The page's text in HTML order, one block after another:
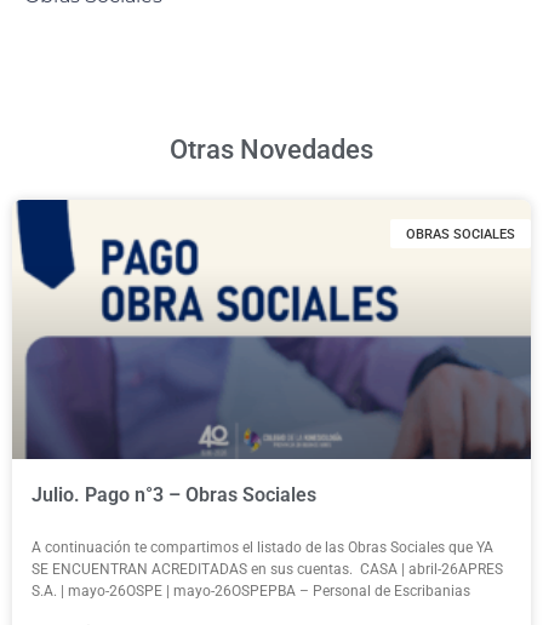
Otras Novedades
OBRAS SOCIALES
Julio. Pago n°3 – Obras Sociales
A continuación te compartimos el listado de las Obras Sociales que YA
SE ENCUENTRAN ACREDITADAS en sus cuentas. CASA | abril-26APRES
S.A. | mayo-26OSPE | mayo-26OSPEPBA – Personal de Escribanias